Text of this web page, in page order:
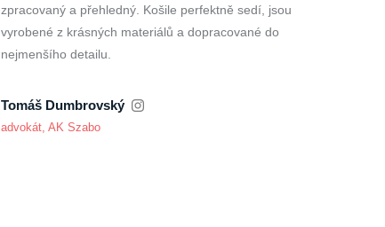
zpracovaný a přehledný. Košile perfektně sedí, jsou
vyrobené z krásných materiálů a dopracované do
nejmenšího detailu.
Tomáš Dumbrovský
advokát, AK Szabo